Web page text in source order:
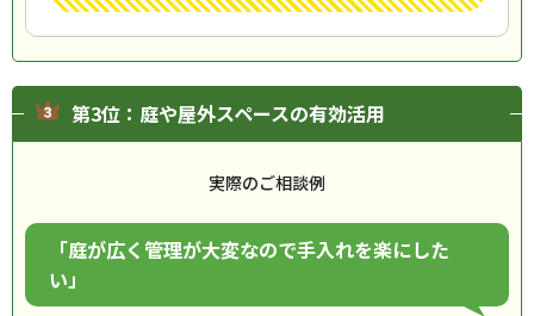
第3位：庭や屋外スペースの有効活用
実際のご相談例
「庭が広く管理が大変なので手入れを楽にした
い」